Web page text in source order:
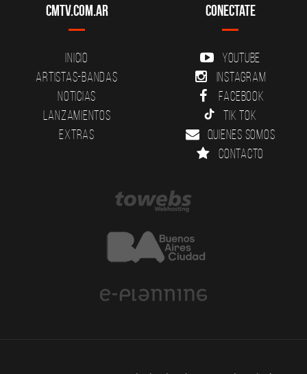
CMTV.com.ar
Inicio
Artistas-Bandas
Noticias
Lanzamientos
Extras
Conectate
YouTube
Instagram
Facebook
Tik Tok
Quienes somos
Contacto